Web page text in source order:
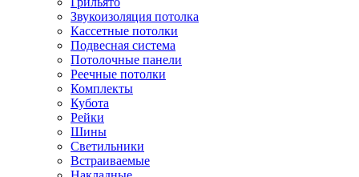
Звукоизоляция потолка
Кассетные потолки
Подвесная система
Потолочные панели
Реечные потолки
Комплекты
Кубота
Рейки
Шины
Светильники
Встраиваемые